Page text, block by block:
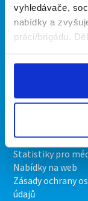
vyhledávače,
nabídky a
práci/brigádu.
Články
Hledané brigády
Kontakt
Upravit
Statistiky pro
Nabídky na web
Zásady ochrany
údajů